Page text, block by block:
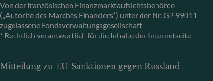
Von der französischen Finanzmarktaufsichtsbehörde
(„Autorité des Marchés Financiers“) unter der Nr. GP 99011
zugelassene Fondsverwaltungsgesellschaft
* Rechtlich verantwortlich für die Inhalte der Internetseite
Mitteilung zu EU-Sanktionen gegen Russland